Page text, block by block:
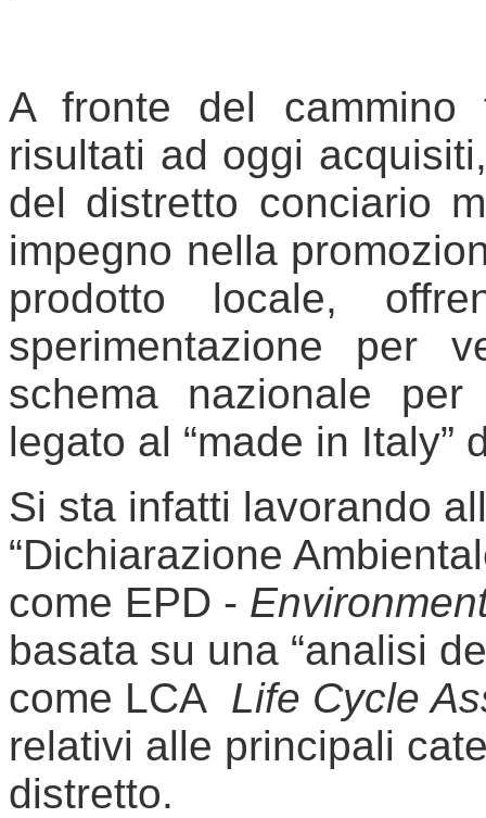
A fronte del
risultati ad oggi
del distretto conciario
impegno nella
prodotto locale,
sperimentazione per
schema nazionale
legato al “made in Italy”
Si sta infatti lavorando
“Dichiarazione
come EPD -
basata su una “analisi
come LCA Life Cycle
relativi alle principali
distretto.